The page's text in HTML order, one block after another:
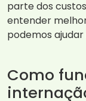
parte dos
entender
podemos
Como